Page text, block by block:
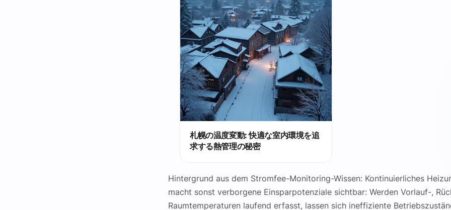
札幌の温度変動: 快適な室内環境を追
求する熱管理の秘密
Hintergrund aus dem Stromfee-Monitoring-Wissen: Kontinuierliches
macht sonst verborgene Einsparpotenziale sichtbar: Werden Vorlauf-,
Raumtemperaturen laufend erfasst, lassen sich ineffiziente